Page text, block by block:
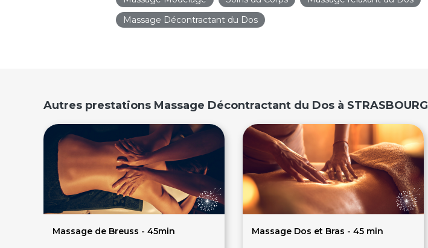
Massage Décontractant du Dos
Autres prestations Massage Décontractant du Dos à STRASBOURG
Massage de Breuss - 45min Massage Dos et Bras - 45 min